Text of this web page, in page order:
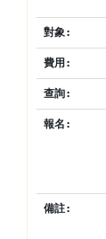
對象 :
費用 :
查詢:
報名 :
備註: